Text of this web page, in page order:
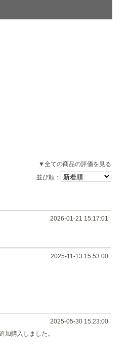
▼全ての商品の評価を見る
並び順：
2026-01-21 15:17:01
2025-11-13 15:53:00
2025-05-30 15:23:00
購入しました。